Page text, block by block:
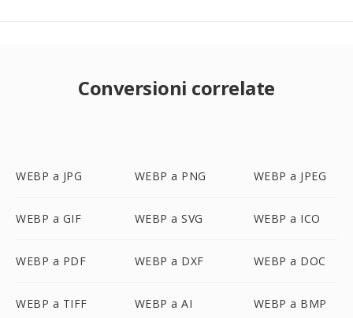
Conversioni correlate
WEBP a JPG WEBP a PNG WEBP a JPEG
WEBP a GIF WEBP a SVG WEBP a ICO
WEBP a PDF WEBP a DXF WEBP a DOC
WEBP a TIFF WEBP a AI WEBP a BMP